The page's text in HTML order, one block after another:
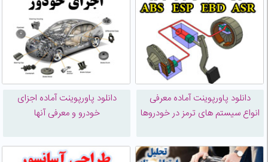
دانلود پاورپوینت آماده معرفی
انواع سیستم های ترمز در خودروها
دانلود پاورپوینت آماده اجزای
خودرو و معرفی آنها